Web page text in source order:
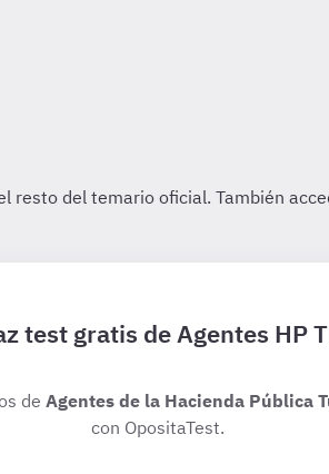
test gratis de Agentes HP
de Agentes de la Hacienda Pública
con OpositaTest.